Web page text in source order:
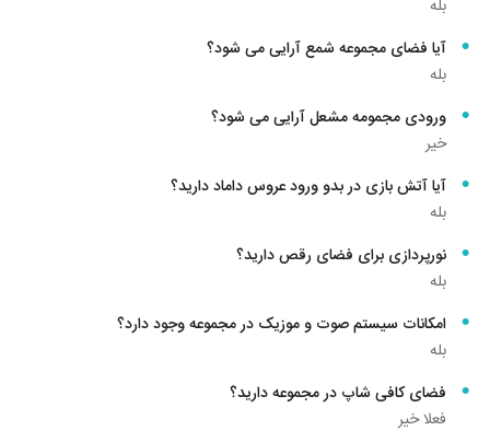
بله
آیا فضای مجموعه شمع آرایی می شود؟
بله
ورودی مجمومه مشعل آرایی می شود؟
خیر
آیا آتش بازی در بدو ورود عروس داماد دارید؟
بله
نورپردازی برای فضای رقص دارید؟
بله
امکانات سیستم صوت و موزیک در مجموعه وجود دارد؟
بله
فضای کافی شاپ در مجموعه دارید؟
فعلا خیر